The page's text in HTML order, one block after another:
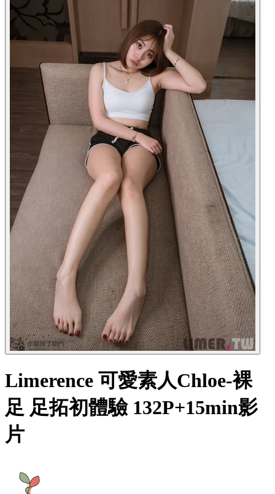
Limerence 可愛素人Chloe-裸
足 足拓初體驗 132P+15min影
片